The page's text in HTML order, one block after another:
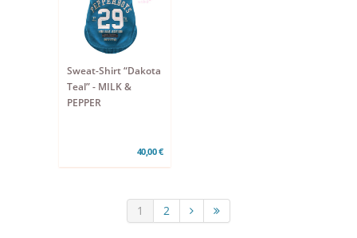
Sweat-Shirt “Dakota
Teal” - MILK &
PEPPER
40,00 €
1 2